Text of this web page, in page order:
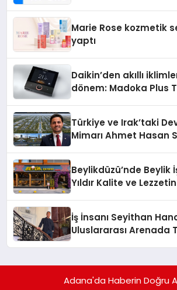
Marie Rose kozmetik
yaptı
Daikin’den akıllı
dönem: Madoka Plus
Türkiye ve Irak’taki
Mimarı Ahmet Hasan
Hayata Geçirecek
Beylikdüzü’nde Beylik
Yıldır Kalite ve
İş İnsanı Seyithan
Uluslararası Arenada
Adana'da Haberin Doğru